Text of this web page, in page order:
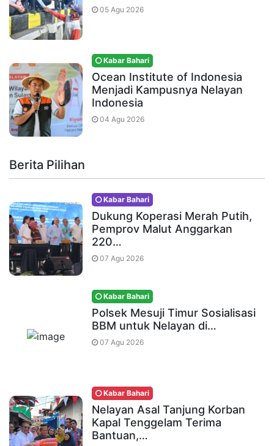
05 Agu 2026
Kabar Bahari
Ocean Institute of Indonesia
Menjadi Kampusnya Nelayan
Indonesia
04 Agu 2026
Berita Pilihan
Kabar Bahari
Dukung Koperasi Merah Putih,
Pemprov Malut Anggarkan
220…
07 Agu 2026
Kabar Bahari
Polsek Mesuji Timur Sosialisasi
BBM untuk Nelayan di…
07 Agu 2026
Kabar Bahari
Nelayan Asal Tanjung Korban
Kapal Tenggelam Terima
Bantuan,…